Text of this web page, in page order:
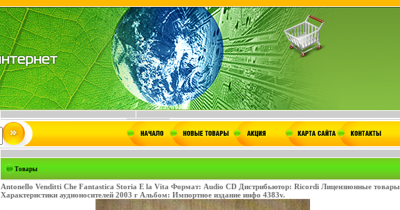
Товары
Antonello Venditti Che Fantastica Storia E la Vita Формат: Audio CD Дистрибьютор: Ricordi Лицензионные товары
Характеристики аудионосителей 2003 г Альбом: Импортное издание инфо 4383v.